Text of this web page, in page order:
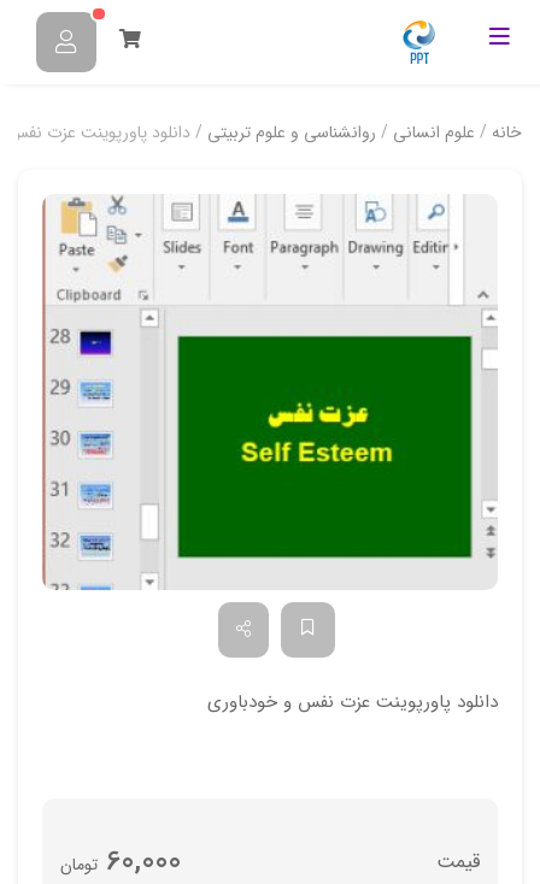
خانه / علوم انسانی / روانشناسی و علوم تربیتی / دانلود پاورپوینت عزت نفس
دانلود پاورپوینت عزت نفس و خودباوری
تومان 60,000